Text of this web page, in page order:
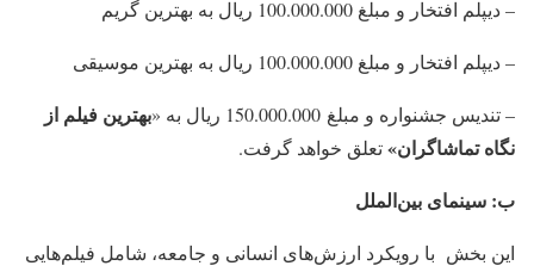
– دیپلم افتخار و مبلغ 100.000.000 ریال به بهترین گریم
– دیپلم افتخار و مبلغ 100.000.000 ریال به بهترین موسیقی
– تندیس جشنواره و مبلغ 150.000.000 ریال به «
بهترین فیلم از
نگاه تماشاگران»تعلق خواهد گرفت.
ب: سینمای بین‌الملل
این بخش با رویکرد ارزش‌های انسانی و جامعه، شامل فیلم‌هایی